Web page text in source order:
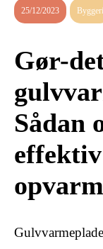
25/12/2023 Byggeri
Gør-
Sådan